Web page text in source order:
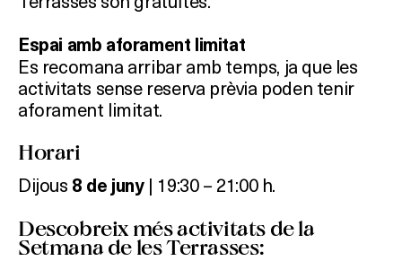
Espai amb aforament limitat
Es recomana arribar amb temps, ja que les
activitats sense reserva prèvia poden tenir
aforament limitat.
Horari
Dijous 8 de juny| 19:30 – 21:00 h.
Descobreix més activitats de la
Setmana de les Terrasses: